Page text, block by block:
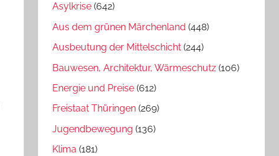
Asylkrise (642)
Aus dem grünen Märchenland (448)
Ausbeutung der Mittelschicht (244)
Bauwesen, Architektur, Wärmeschutz (106)
Energie und Preise (612)
Freistaat Thüringen (269)
Jugendbewegung (136)
Klima (181)